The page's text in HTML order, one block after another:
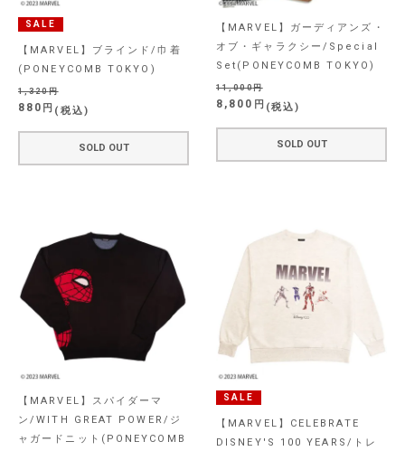
SALE
【MARVEL】ブラインド/巾着
(PONEYCOMB TOKYO)
1,320
880 税込
SOLD OUT
【MARVEL】ガーディアンズ・
オブ・ギャラクシー/Special
Set(PONEYCOMB TOKYO)
11,000
8,800 税込
SOLD OUT
【MARVEL】スパイダーマ
ン/WITH GREAT POWER/ジ
ャガードニット(PONEYCOMB
SALE
【MARVEL】CELEBRATE
DISNEY'S 100 YEARS/トレ